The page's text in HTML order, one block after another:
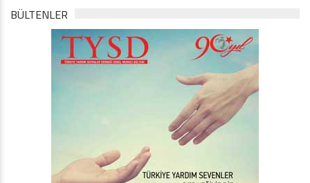
BÜLTENLER